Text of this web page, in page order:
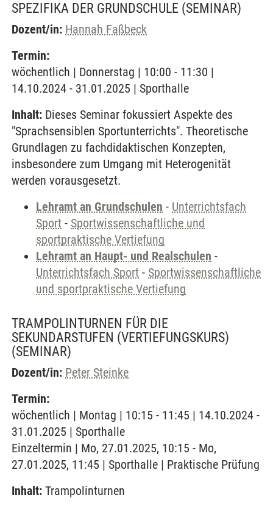
SPEZIFIKA DER GRUNDSCHULE (SEMINAR)
Dozent/in: Hannah Faßbeck
Termin:
wöchentlich | Donnerstag | 10:00 - 11:30 |
14.10.2024 - 31.01.2025 | Sporthalle
Inhalt: Dieses Seminar fokussiert Aspekte des
"Sprachsensiblen Sportunterrichts". Theoretische
Grundlagen zu fachdidaktischen Konzepten,
insbesondere zum Umgang mit Heterogenität
werden vorausgesetzt.
Lehramt an Grundschulen - Unterrichtsfach
Sport - Sportwissenschaftliche und
sportpraktische Vertiefung
Lehramt an Haupt- und Realschulen -
Unterrichtsfach Sport - Sportwissenschaftliche
und sportpraktische Vertiefung
TRAMPOLINTURNEN FÜR DIE
SEKUNDARSTUFEN (VERTIEFUNGSKURS)
(SEMINAR)
Dozent/in: Peter Steinke
Termin:
wöchentlich | Montag | 10:15 - 11:45 | 14.10.2024 -
31.01.2025 | Sporthalle
Einzeltermin | Mo, 27.01.2025, 10:15 - Mo,
27.01.2025, 11:45 | Sporthalle | Praktische Prüfung
Inhalt: Trampolinturnen